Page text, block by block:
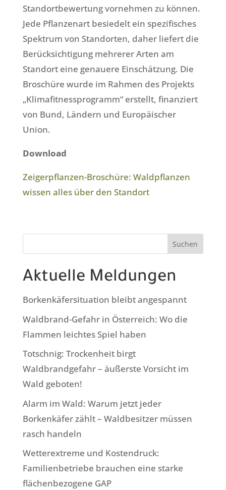
Standortbewertung vornehmen zu können.
Jede Pflanzenart besiedelt ein spezifisches
Spektrum von Standorten, daher liefert die
Berücksichtigung mehrerer Arten am
Standort eine genauere Einschätzung. Die
Broschüre wurde im Rahmen des Projekts
„Klimafitnessprogramm“ erstellt, finanziert
von Bund, Ländern und Europäischer
Union.
Download
Zeigerpflanzen-Broschüre: Waldpflanzen
wissen alles über den Standort
Suchen
Aktuelle Meldungen
Borkenkäfersituation bleibt angespannt
Waldbrand-Gefahr in Österreich: Wo die
Flammen leichtes Spiel haben
Totschnig: Trockenheit birgt
Waldbrandgefahr – äußerste Vorsicht im
Wald geboten!
Alarm im Wald: Warum jetzt jeder
Borkenkäfer zählt – Waldbesitzer müssen
rasch handeln
Wetterextreme und Kostendruck:
Familienbetriebe brauchen eine starke
flächenbezogene GAP